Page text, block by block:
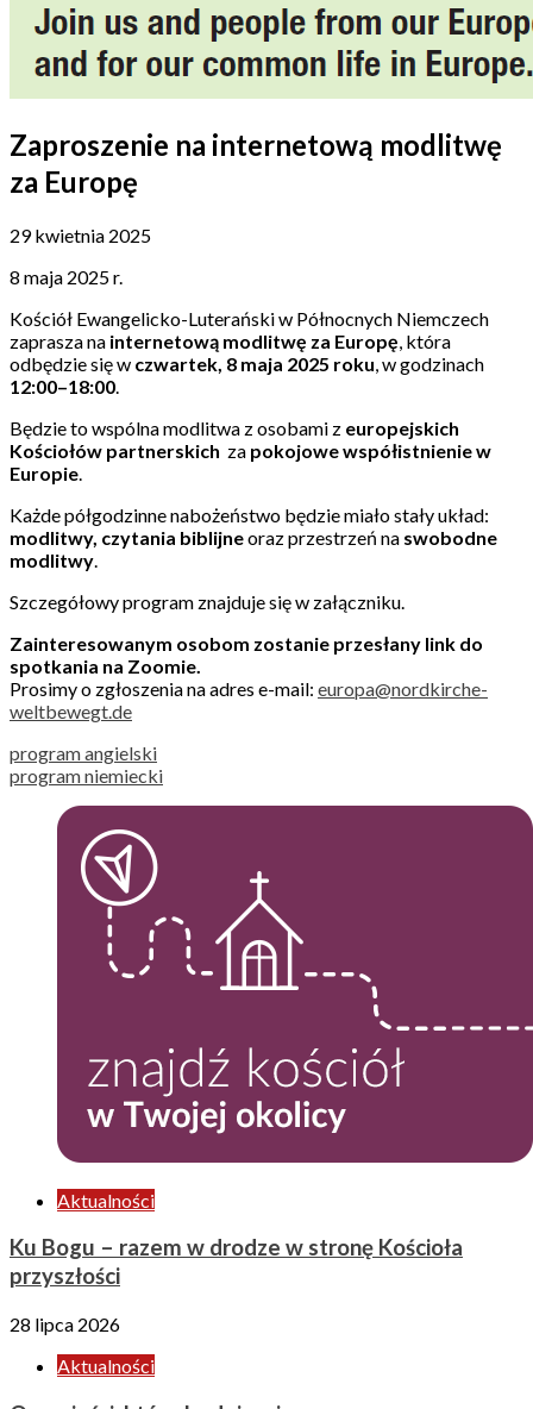
Zaproszenie na internetową modlitwę
za Europę
29 kwietnia 2025
8 maja 2025 r.
Kościół Ewangelicko-Luterański w Północnych Niemczech
zaprasza na internetową modlitwę za Europę, która
odbędzie się w czwartek, 8 maja 2025 roku, w godzinach
12:00–18:00.
Będzie to wspólna modlitwa z osobami z europejskich
Kościołów partnerskich za pokojowe współistnienie w
Europie.
Każde półgodzinne nabożeństwo będzie miało stały układ:
modlitwy, czytania biblijneoraz przestrzeń na swobodne
modlitwy.
Szczegółowy program znajduje się w załączniku.
Zainteresowanym osobom zostanie przesłany link do
spotkania na Zoomie.
Prosimy o zgłoszenia na adres e-mail: europa@nordkirche-
weltbewegt.de
program angielski
program niemiecki
Aktualności
Ku Bogu – razem w drodze w stronę Kościoła
przyszłości
28 lipca 2026
Aktualności